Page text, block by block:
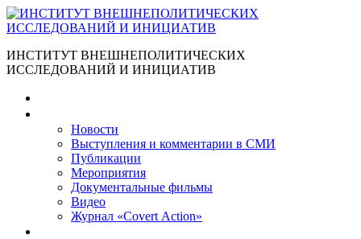
ИНСТИТУТ ВНЕШНЕПОЛИТИЧЕСКИХ
ИССЛЕДОВАНИЙ И ИНИЦИАТИВ
Новости
Выступления и коммента­рии в СМИ
Публикации
Мероприятия
Документальные фильмы
Видео
Журнал «Covert Action»